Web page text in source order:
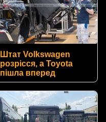
Штат Volkswagen
розрісся, а Toyota
пішла вперед